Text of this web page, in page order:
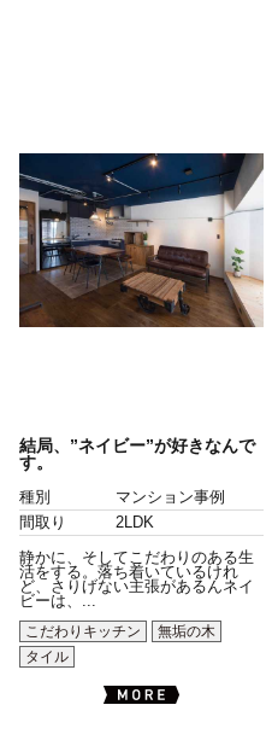
結局、”ネイビー”が好きなんで
す。
種別
マンション事例
間取り
2LDK
静かに、そしてこだわりのある生
活をする。落ち着いているけれ
ど、さりげない主張があるんネイ
ビーは、...
こだわりキッチン
無垢の木
タイル